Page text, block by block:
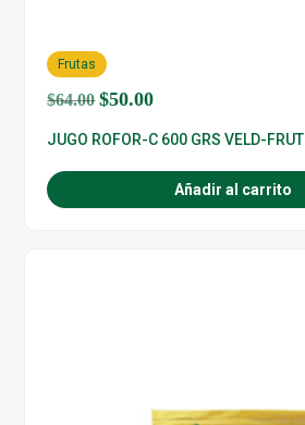
$64.00 El
original
era:
$50.00El
actual
es:
$50.00.
Frutas
JUGO ROFOR-C 600 GRS VELD-FRUT
Añadir al carrito